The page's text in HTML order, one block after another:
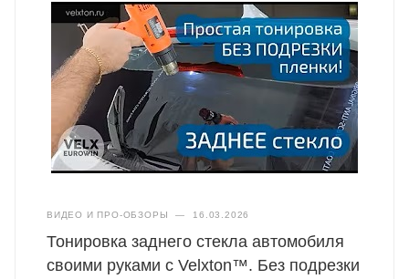
ВИДЕО И ПРО-ОБЗОРЫ — 16.03.2026
Тонировка заднего стекла автомобиля
своими руками с Velxton™. Без подрезки